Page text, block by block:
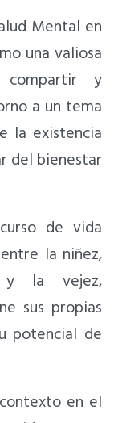
Mental en
una valiosa
compartir y
a un tema
la existencia
del bienestar
de vida
la niñez,
y la vejez,
sus propias
potencial de
en el